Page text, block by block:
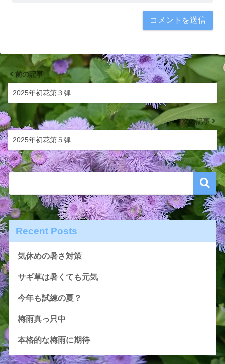
前の記事
2025年初花第３弾
次の記事
2025年初花第５弾
Recent Posts
気休めの暑さ対策
サギ草は暑くても元気
今年も試練の夏？
梅雨真っ只中
本格的な梅雨に期待